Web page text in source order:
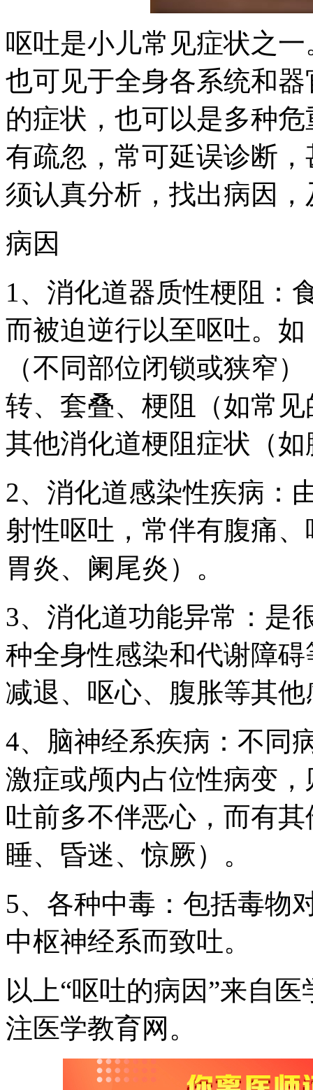
呕吐是小儿常见症状之
也可见于全身各系统和
的症状，也可以是多种
有疏忽，常可延误诊断
须认真分析，找出病因
病因
1、消化道器质性梗阻：
而被迫逆行以至呕吐。
（不同部位闭锁或狭窄
转、套叠、梗阻（如常
其他消化道梗阻症状（
2、消化道感染性疾病：
射性呕吐，常伴有腹痛
胃炎、阑尾炎）。
3、消化道功能异常：是
种全身性感染和代谢障
减退、呕心、腹胀等其
4、脑神经系疾病：不同
激症或颅内占位性病变
吐前多不伴恶心，而有
睡、昏迷、惊厥）。
5、各种中毒：包括毒物
中枢神经系而致吐。
以上“呕吐的病因”来自
注医学教育网。